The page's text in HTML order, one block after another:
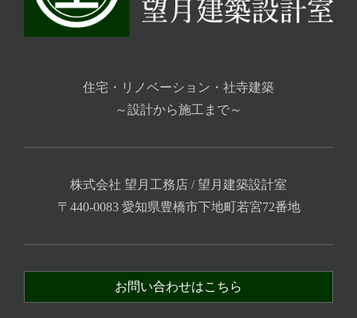
住宅・リノベーション・社寺建築
～設計から施工まで～
株式会社 望月工務店 / 望月建築設計室
〒440-0083 愛知県豊橋市下地町若宮72番地
お問い合わせはこちら